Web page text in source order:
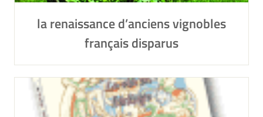
la renaissance d’anciens vignobles
français disparus